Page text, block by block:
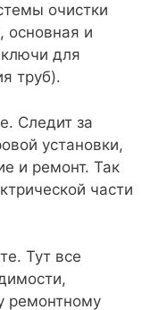
очистки
основная и
для
труб).
Следит за
установки,
и ремонт. Так
части
Тут все
ремонтному